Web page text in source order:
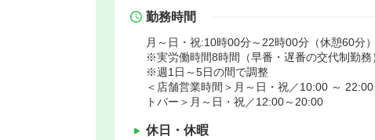
勤務時間
月～日・祝:10時00分～22時00分（休憩60分）
※実労働時間8時間（早番・遅番の交代制勤務
※週1日～5日の間で調整
＜店舗営業時間＞月～日・祝／10:00 ～
トバー＞月～日・祝／12:00～20:00
休日・休暇